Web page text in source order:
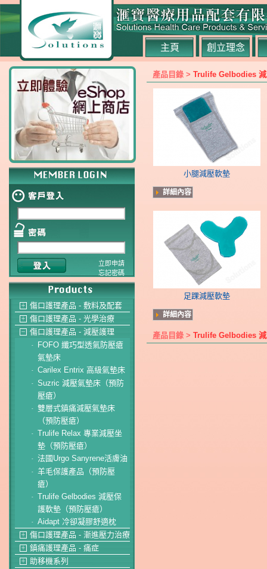
主頁 創立理念
立即申請
忘記密碼
＋ 傷口護理產品 - 敷料及配套
＋ 傷口護理產品 - 光學治療
－ 傷口護理產品 - 減壓護理
-
FOFO 纖巧型透氣防壓瘡
氣墊床
- Carilex Entrix 高級氣墊床
-
Suzric 減壓氣墊床（預防
壓瘡）
-
雙層式鎮痛減壓氣墊床
（預防壓瘡）
-
Trulife Relax 專業減壓坐
墊（預防壓瘡）
- 法國Urgo Sanyrene活膚油
-
羊毛保護產品（預防壓
瘡）
-
Trulife Gelbodies 減壓保
護軟墊（預防壓瘡）
- Aidapt 冷卻凝膠舒適枕
＋ 傷口護理產品 - 漸進壓力治療
＋ 鎮痛護理產品 - 痛症
＋ 助移機系列
產品目錄 > Trulife Gelbodies 減
小腿減壓軟墊
詳細內容
足踝減壓軟墊
詳細內容
產品目錄 > Trulife Gelbodies 減